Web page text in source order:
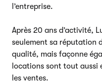
l’entreprise.
Après 20 ans d’activité,
seulement sa réputation
qualité, mais façonne
locations sont tout aussi
les ventes.